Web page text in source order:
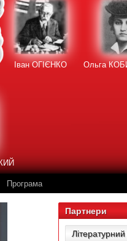
Іван ОГІЄНКО Ольга
Програма
Партнери